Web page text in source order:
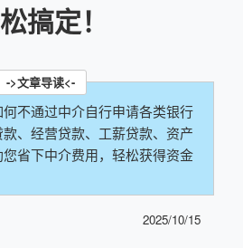
搞定！
不通过中介自行申请各类银行
、经营贷款、工薪贷款、资产
省下中介费用，轻松获得资金
2025/10/15